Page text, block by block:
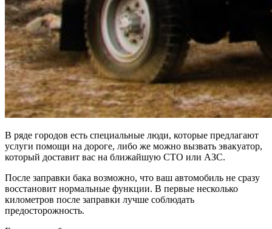
В ряде городов есть специальные люди, которые предлагают
услуги помощи на дороге, либо же можно вызвать эвакуатор,
который доставит вас на ближайшую СТО или АЗС.
После заправки бака возможно, что ваш автомобиль не сразу
восстановит нормальные функции. В первые несколько
километров после заправки лучше соблюдать
предосторожность.